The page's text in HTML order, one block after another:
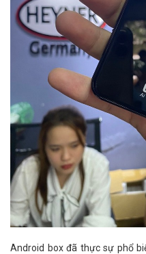
Android box đã thực sự phổ